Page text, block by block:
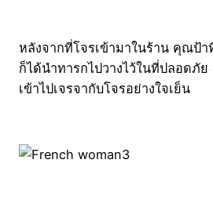
หลังจากที่โจรเข้ามาในร้าน คุณป้
ก็ได้นำทารกไปวางไว้ในที่ปลอดภั
เข้าไปเจรจากับโจรอย่างใจเย็น